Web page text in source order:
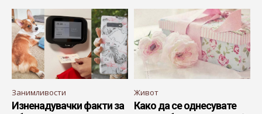
Занимливости
Изненадувачки факти за
Живот
Како да се однесувате